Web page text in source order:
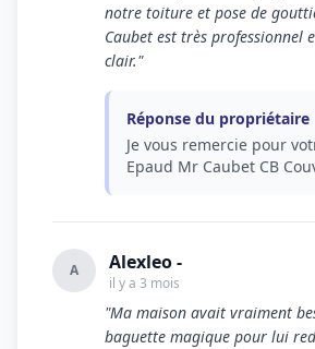
notre toiture et pose de
Caubet est très professionnel
clair."
Réponse du propriétaire
Je vous remercie pour
Epaud Mr Caubet CB
A Alexleo -
il y a 3 mois
"Ma maison avait vraiment
baguette magique pour lui